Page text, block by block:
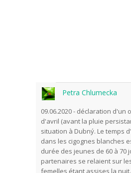
Petra Chlumecka
09.06.2020 - déclaration d'un
d'avril (avant la pluie
situation à Dubný. Le temps
dans les cigognes blanches
durée des jeunes de 60 à 70
partenaires se relaient sur
femelles étant assises la